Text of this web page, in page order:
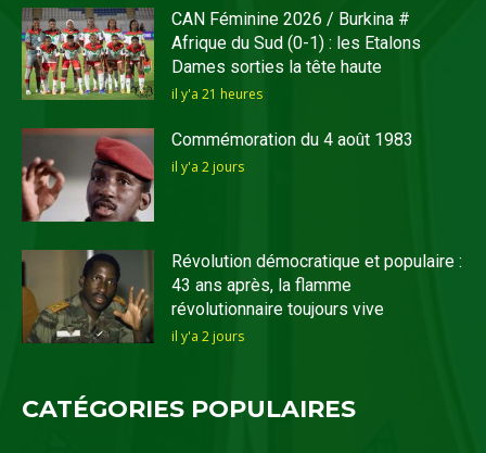
CAN Féminine 2026 / Burkina #
Afrique du Sud (0-1) : les Etalons
Dames sorties la tête haute
il y'a 21 heures
Commémoration du 4 août 1983
il y'a 2 jours
Révolution démocratique et populaire :
43 ans après, la flamme
révolutionnaire toujours vive
il y'a 2 jours
CATÉGORIES POPULAIRES